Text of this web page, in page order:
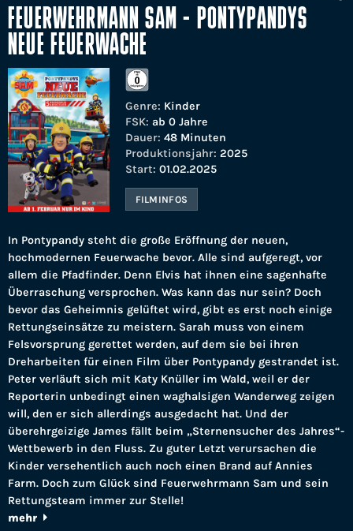
FEUERWEHRMANN SAM - PONTYPANDYS
NEUE FEUERWACHE
Genre: Kinder
FSK: ab 0 Jahre
Dauer: 48 Minuten
Produktionsjahr: 2025
Start: 01.02.2025
FILMINFOS
In Pontypandy steht die große Eröffnung der neuen,
hochmodernen Feuerwache bevor. Alle sind aufgeregt, vor
allem die Pfadfinder. Denn Elvis hat ihnen eine sagenhafte
Überraschung versprochen. Was kann das nur sein? Doch
bevor das Geheimnis gelüftet wird, gibt es erst noch einige
Rettungseinsätze zu meistern. Sarah muss von einem
Felsvorsprung gerettet werden, auf dem sie bei ihren
Dreharbeiten für einen Film über Pontypandy gestrandet ist.
Peter verläuft sich mit Katy Knüller im Wald, weil er der
Reporterin unbedingt einen waghalsigen Wanderweg zeigen
will, den er sich allerdings ausgedacht hat. Und der
überehrgeizige James fällt beim „Sternensucher des Jahres“-
Wettbewerb in den Fluss. Zu guter Letzt verursachen die
Kinder versehentlich auch noch einen Brand auf Annies
Farm. Doch zum Glück sind Feuerwehrmann Sam und sein
Rettungsteam immer zur Stelle!
mehr